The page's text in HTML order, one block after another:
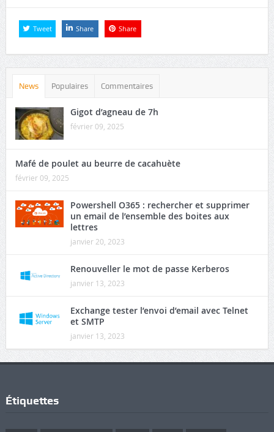
Tweet Share Share
News Populaires Commentaires
Gigot d’agneau de 7h
février 09, 2025
Mafé de poulet au beurre de cacahuète
février 09, 2025
Powershell O365 : rechercher et supprimer
un email de l’ensemble des boites aux
lettres
janvier 20, 2023
Renouveller le mot de passe Kerberos
janvier 13, 2023
Exchange tester l’envoi d’email avec Telnet
et SMTP
janvier 13, 2023
Étiquettes